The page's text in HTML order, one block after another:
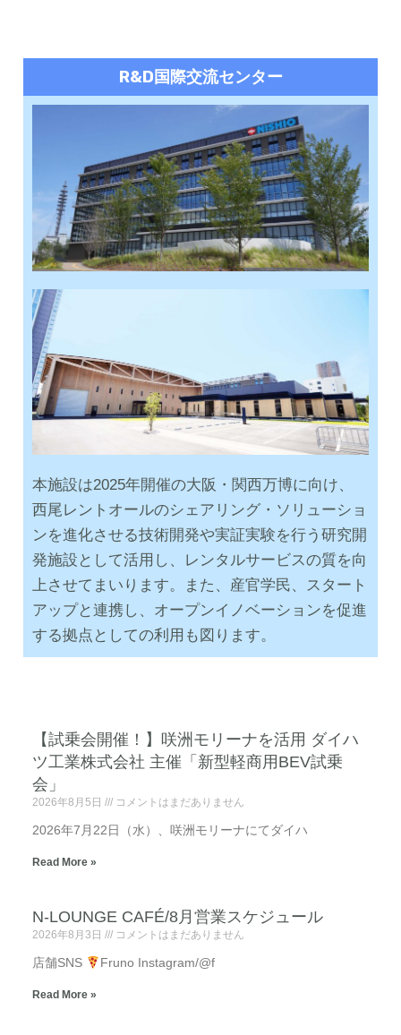
R&D国際交流センター
本施設は2025年開催の大阪・関西万博に向け、
西尾レントオールのシェアリング・ソリューショ
ンを進化させる技術開発や実証実験を行う研究開
発施設として活用し、レンタルサービスの質を向
上させてまいります。また、産官学民、スタート
アップと連携し、オープンイノベーションを促進
する拠点としての利用も図ります。
【試乗会開催！】咲洲モリーナを活用 ダイハ
ツ工業株式会社 主催「新型軽商用BEV試乗
会」
2026年8月5日 コメントはまだありません
2026年7月22日（水）、咲洲モリーナにてダイハ
Read More »
N-LOUNGE CAFÉ/8月営業スケジュール
2026年8月3日 コメントはまだありません
店舗SNS Fruno Instagram/@f
Read More »